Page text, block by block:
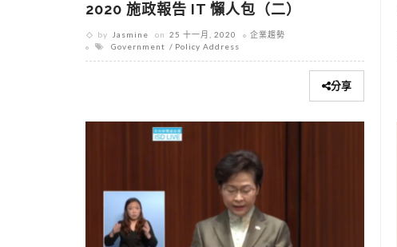
2020 施政報告 IT 懶人包（二）
by Jasmine on 25 十一月, 2020
企業趨勢
Government
Policy Address
分享